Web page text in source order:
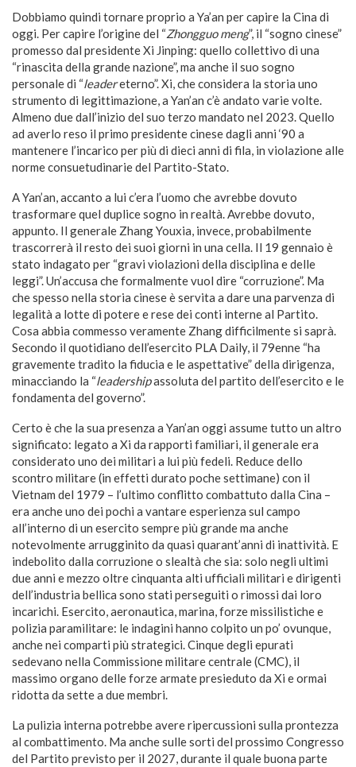
Dobbiamo quindi tornare proprio a Ya’an per capire la Cina di
oggi. Per capire l’origine del “Zhongguo meng”, il “sogno cinese”
promesso dal presidente Xi Jinping: quello collettivo di una
“rinascita della grande nazione”, ma anche il suo sogno
personale di “leadereterno”. Xi, che considera la storia uno
strumento di legittimazione, a Yan’an c’è andato varie volte.
Almeno due dall’inizio del suo terzo mandato nel 2023. Quello
ad averlo reso il primo presidente cinese dagli anni ‘90 a
mantenere l’incarico per più di dieci anni di fila, in violazione alle
norme consuetudinarie del Partito-Stato.
A Yan’an, accanto a lui c’era l’uomo che avrebbe dovuto
trasformare quel duplice sogno in realtà. Avrebbe dovuto,
appunto. Il generale Zhang Youxia, invece, probabilmente
trascorrerà il resto dei suoi giorni in una cella. Il 19 gennaio è
stato indagato per “gravi violazioni della disciplina e delle
leggi”. Un’accusa che formalmente vuol dire “corruzione”. Ma
che spesso nella storia cinese è servita a dare una parvenza di
legalità a lotte di potere e rese dei conti interne al Partito.
Cosa abbia commesso veramente Zhang difficilmente si saprà.
Secondo il quotidiano dell’esercito PLA Daily, il 79enne “ha
gravemente tradito la fiducia e le aspettative” della dirigenza,
minacciando la “leadershipassoluta del partito dell’esercito e le
fondamenta del governo”.
Certo è che la sua presenza a Yan’an oggi assume tutto un altro
significato: legato a Xi da rapporti familiari, il generale era
considerato uno dei militari a lui più fedeli. Reduce dello
scontro militare (in effetti durato poche settimane) con il
Vietnam del 1979 – l’ultimo conflitto combattuto dalla Cina –
era anche uno dei pochi a vantare esperienza sul campo
all’interno di un esercito sempre più grande ma anche
notevolmente arrugginito da quasi quarant’anni di inattività. E
indebolito dalla corruzione o slealtà che sia: solo negli ultimi
due anni e mezzo oltre cinquanta alti ufficiali militari e dirigenti
dell’industria bellica sono stati perseguiti o rimossi dai loro
incarichi. Esercito, aeronautica, marina, forze missilistiche e
polizia paramilitare: le indagini hanno colpito un po’ ovunque,
anche nei comparti più strategici. Cinque degli epurati
sedevano nella Commissione militare centrale (CMC), il
massimo organo delle forze armate presieduto da Xi e ormai
ridotta da sette a due membri.
La pulizia interna potrebbe avere ripercussioni sulla prontezza
al combattimento. Ma anche sulle sorti del prossimo Congresso
del Partito previsto per il 2027, durante il quale buona parte